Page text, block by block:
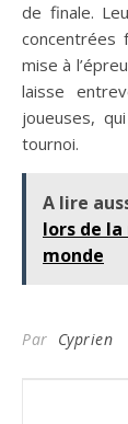
de finale.
concentrées
mise à
laisse
joueuses,
tournoi.
A lire
lors de la
monde
Par Cyprien